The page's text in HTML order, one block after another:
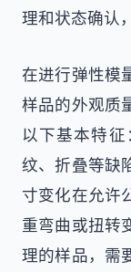
理和状态确认
在进行弹性模
样品的外观质
以下基本特
纹、折叠等缺
寸变化在允许
重弯曲或扭转
理的样品，需